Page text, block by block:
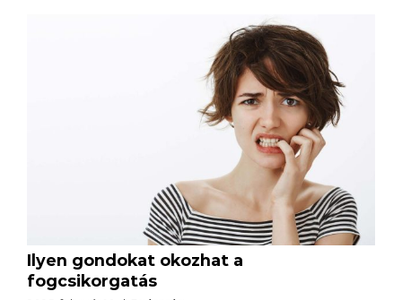
Ilyen gondokat okozhat a
fogcsikorgatás